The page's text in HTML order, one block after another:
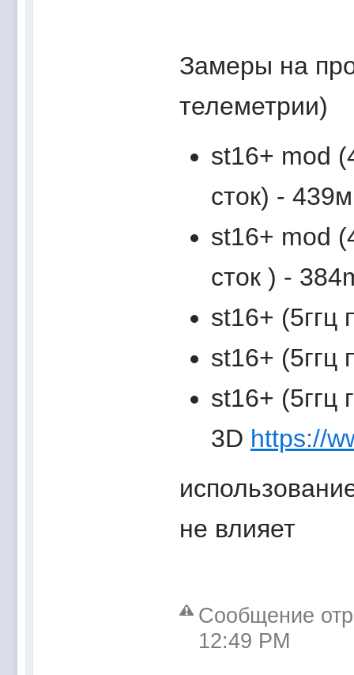
Замеры на
телеметрии)
st16+ mod
сток) - 439м
st16+ mod
сток ) -
st16+ (5ггц
st16+ (5ггц
st16+ (5ггц
3D https://
не влияет
Сообщение
12:49 PM